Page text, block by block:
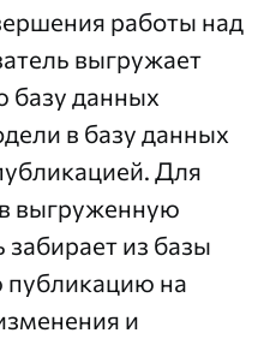
работы над
выгружает
базу данных
в базу данных
Для
выгруженную
из базы
публикацию на
и